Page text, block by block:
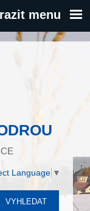
menu
Language ▼
VYHLEDAT